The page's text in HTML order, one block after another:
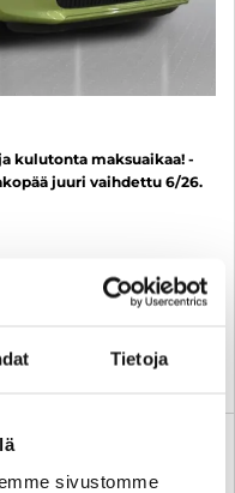
Tietoja
sivustomme
kulutonta maksuaikaa! -
juuri vaihdettu 6/26.
lappeenranta
WHATSAPP